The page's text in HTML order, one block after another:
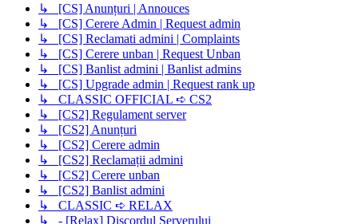
↳ [CS] Anunțuri | Annouces
↳ [CS] Cerere Admin | Request admin
↳ [CS] Reclamati admini | Complaints
↳ [CS] Cerere unban | Request Unban
↳ [CS] Banlist admini | Banlist admins
↳ [CS] Upgrade admin | Request rank up
↳ CLASSIC OFFICIAL ➪ CS2
↳ [CS2] Regulament server
↳ [CS2] Anunțuri
↳ [CS2] Cerere admin
↳ [CS2] Reclamații admini
↳ [CS2] Cerere unban
↳ [CS2] Banlist admini
↳ CLASSIC ➪ RELAX
↳ - [Relax] Discordul Serverului